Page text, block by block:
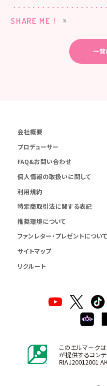
SHARE ME !
一覧
会社概要
プロデューサー
FAQ&お問い合わせ
個人情報の取扱いに関して
利用規約
特定商取引法に関する表記
推奨環境について
ファンレター・プレゼントについて
サイトマップ
リクルート
このエルマーク
が提供するコン
RIAJ20012001